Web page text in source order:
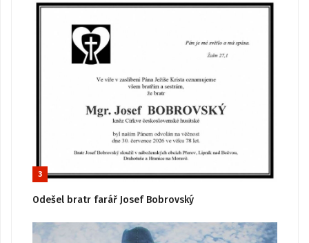
3
Odešel bratr farář Josef Bobrovský